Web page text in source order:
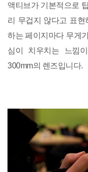
액티브가 기본적으로
리 무겁지 않다고 표현
하는 페이지마다 무게
심이 치우치는 느낌
300mm의 렌즈입니다.